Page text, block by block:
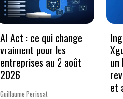
AI Act : ce qui change
vraiment pour les
entreprises au 2 août
2026
Guillaume Perissat
un
et